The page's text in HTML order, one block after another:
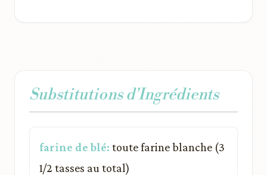
Substitutions d'Ingrédients
farine de blé: toute farine blanche (3
1/2 tasses au total)